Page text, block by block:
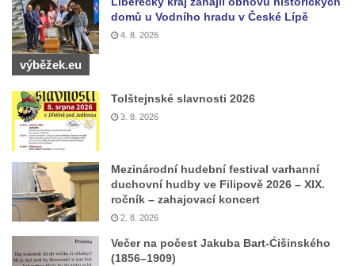
domů u Vodního hradu v České Lípě
4. 8. 2026
výběžek.eu
Tolštejnské slavnosti 2026
3. 8. 2026
Mezinárodní hudební festival varhanní
duchovní hudby ve Filipově 2026 – XIX.
ročník – zahajovací koncert
2. 8. 2026
Večer na počest Jakuba Bart-Ćišinského
(1856–1909)